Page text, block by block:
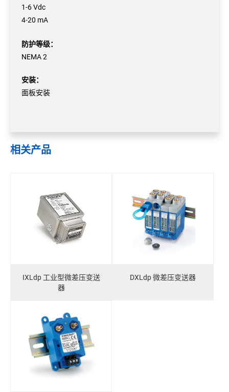
1-6 Vdc
4-20 mA
防护等级：
NEMA 2
安装：
面板安装
相关产品
IXLdp 工业型微差压变送
器
DXLdp 微差压变送器